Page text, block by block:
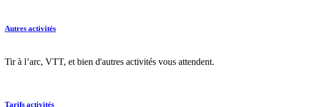
Autres activités
Tir à l’arc, VTT, et bien d'autres activités vous attendent.
Tarifs activités